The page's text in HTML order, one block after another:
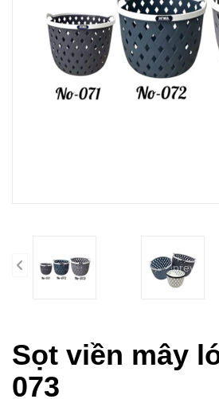
prev
Sọt viền mây
073